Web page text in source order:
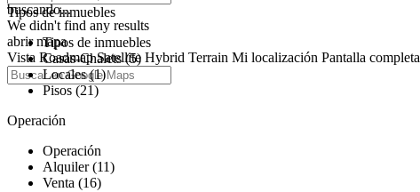
buscando...
We didn't find any results
abrir mapa
Vista Roadmap Satellite Hybrid Terrain Mi localización Pantalla completa
Tipos de inmuebles
Tipos de inmuebles
Casas-Chalets (5)
Locales (1)
Pisos (21)
Operación
Operación
Alquiler (11)
Venta (16)